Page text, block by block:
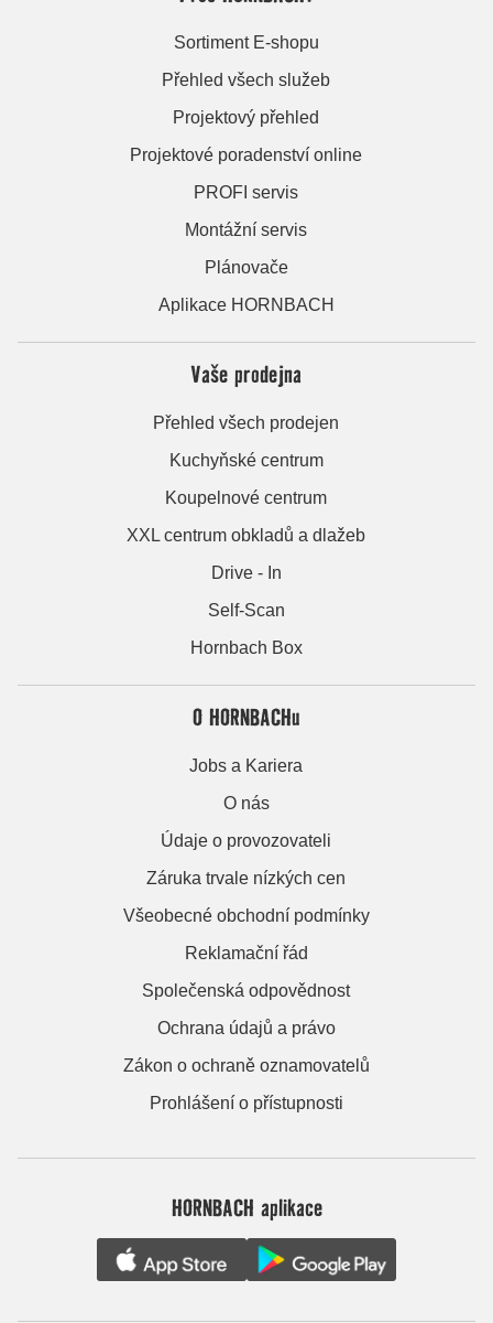
Sortiment E-shopu
Přehled všech služeb
Projektový přehled
Projektové poradenství online
PROFI servis
Montážní servis
Plánovače
Aplikace HORNBACH
Vaše prodejna
Přehled všech prodejen
Kuchyňské centrum
Koupelnové centrum
XXL centrum obkladů a dlažeb
Drive - In
Self-Scan
Hornbach Box
O HORNBACHu
Jobs a Kariera
O nás
Údaje o provozovateli
Záruka trvale nízkých cen
Všeobecné obchodní podmínky
Reklamační řád
Společenská odpovědnost
Ochrana údajů a právo
Zákon o ochraně oznamovatelů
Prohlášení o přístupnosti
HORNBACH aplikace